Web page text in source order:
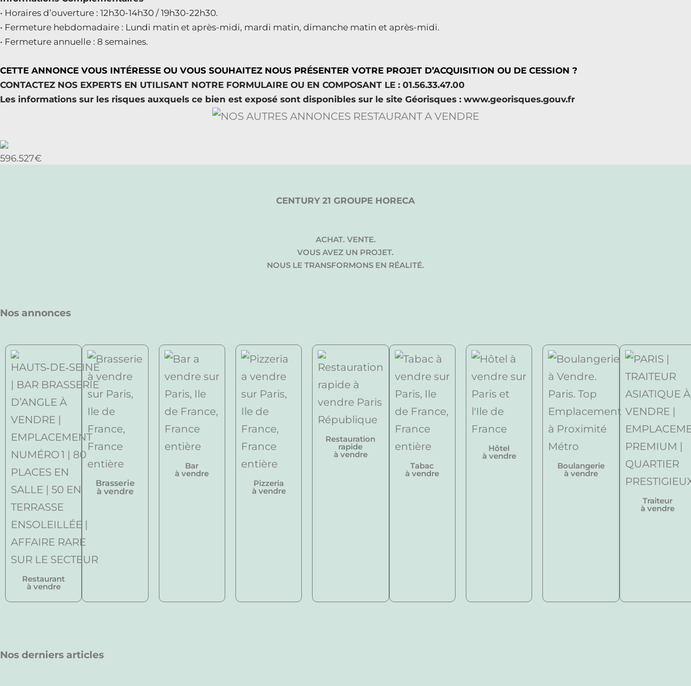
• Horaires d’ouverture : 12h30-14h30 / 19h30-22h30.
• Fermeture hebdomadaire : Lundi matin et après-midi, mardi matin, dimanche matin et après-midi.
• Fermeture annuelle : 8 semaines.
CETTE ANNONCE VOUS INTÉRESSE OU VOUS SOUHAITEZ NOUS PRÉSENTER VOTRE PROJET D’ACQUISITION OU DE CESSION ?
CONTACTEZ NOS EXPERTS EN UTILISANT NOTRE FORMULAIRE OU EN COMPOSANT LE : 01.56.33.47.00
Les informations sur les risques auxquels ce bien est exposé sont disponibles sur le site Géorisques : www.georisques.gouv.fr
596.527€
CENTURY 21 GROUPE HORECA
ACHAT. VENTE.
VOUS AVEZ UN PROJET.
NOUS LE TRANSFORMONS EN RÉALITÉ.
Nos annonces
Restaurant
à vendre
Brasserie
à vendre
Bar
à vendre
Pizzeria
à vendre
Restauration
rapide
à vendre
Tabac
à vendre
Hôtel
à vendre
Boulangerie
à vendre
Traiteur
à vendre
Nos derniers articles